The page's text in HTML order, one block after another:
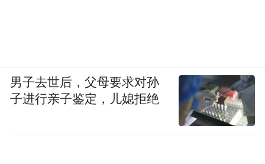
男子去世后，父母要求对孙
子进行亲子鉴定，儿媳拒绝